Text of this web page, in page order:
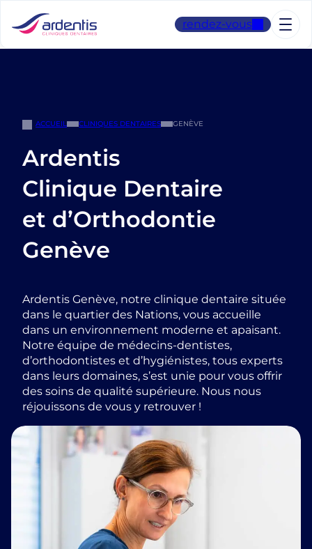
contenu
rendez-vous
ACCUEIL CLINIQUES DENTAIRES GENÈVE
Ardentis
Clinique Dentaire
et d’Orthodontie
Genève
Ardentis Genève, notre clinique dentaire située
dans le quartier des Nations, vous accueille
dans un environnement moderne et apaisant.
Notre équipe de médecins-dentistes,
d’orthodontistes et d’hygiénistes, tous experts
dans leurs domaines, s’est unie pour vous offrir
des soins de qualité supérieure. Nous nous
réjouissons de vous y retrouver !